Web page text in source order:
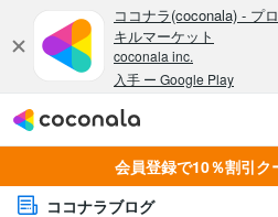
会員登録で10％割引ク
ココナラブログ